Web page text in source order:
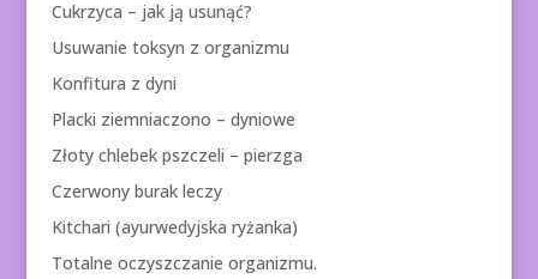
Cukrzyca – jak ją usunąć?
Usuwanie toksyn z organizmu
Konfitura z dyni
Placki ziemniaczono – dyniowe
Złoty chlebek pszczeli – pierzga
Czerwony burak leczy
Kitchari (ayurwedyjska ryżanka)
Totalne oczyszczanie organizmu.